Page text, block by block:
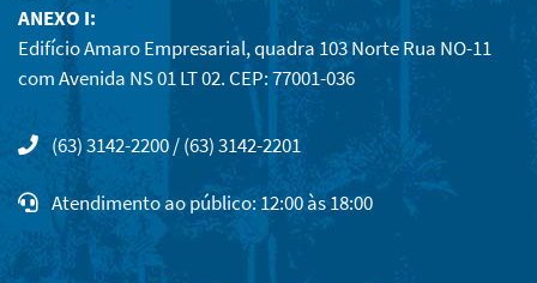
ANEXO I:
Edifício Amaro Empresarial, quadra 103 Norte Rua NO-11
com Avenida NS 01 LT 02. CEP: 77001-036
(63) 3142-2200 / (63) 3142-2201
Atendimento ao público: 12:00 às 18:00